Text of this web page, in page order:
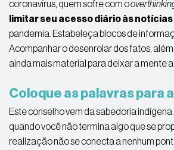
coronavírus , quem sofre com o
limitar seu acesso diário às notícias
pandemia. Estabeleça blocos de
Acompanhar o desenrolar dos fatos,
ainda mais material para deixar a mente
Coloque as palavras para
Este conselho vem da sabedoria
quando você não termina algo que se
realização não se conecta a nenhum